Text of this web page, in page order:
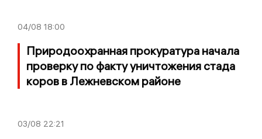
04/08 18:00
Природоохранная прокуратура начала
проверку по факту уничтожения стада
коров в Лежневском районе
03/08 22:21